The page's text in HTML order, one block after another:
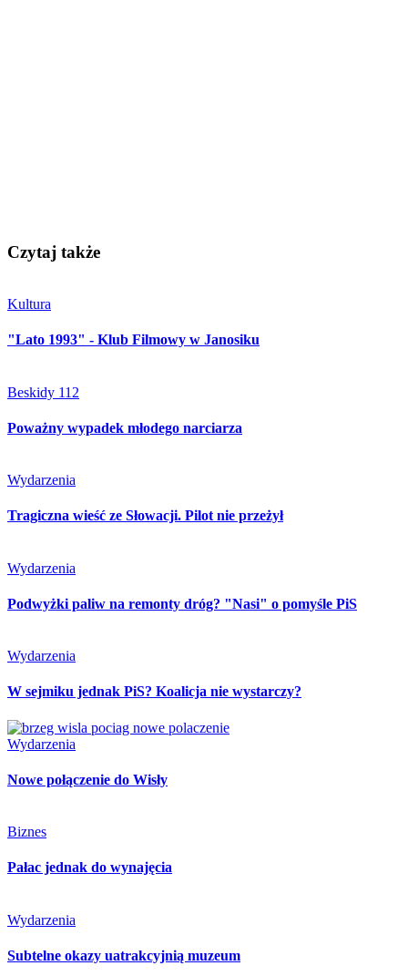
Czytaj także
Kultura
"Lato 1993" - Klub Filmowy w Janosiku
Beskidy 112
Poważny wypadek młodego narciarza
Wydarzenia
Tragiczna wieść ze Słowacji. Pilot nie przeżył
Wydarzenia
Podwyżki paliw na remonty dróg? "Nasi" o pomyśle PiS
Wydarzenia
W sejmiku jednak PiS? Koalicja nie wystarczy?
Wydarzenia
Nowe połączenie do Wisły
Biznes
Pałac jednak do wynajęcia
Wydarzenia
Subtelne okazy uatrakcyjnią muzeum